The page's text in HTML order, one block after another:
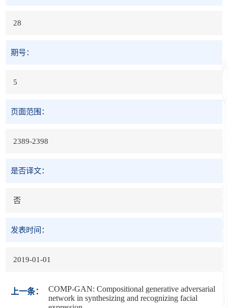
28
期号：
5
页面范围：
2389-2398
是否译文：
否
发表时间：
2019-01-01
上一条：
COMP-GAN: Compositional generative adversarial
network in synthesizing and recognizing facial